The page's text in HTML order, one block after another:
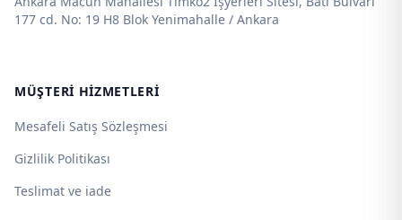
177 cd. No: 19 H8 Blok Yenimahalle / Ankara
MÜŞTERI HIZMETLERI
Mesafeli Satış Sözleşmesi
Gizlilik Politikası
Teslimat ve iade